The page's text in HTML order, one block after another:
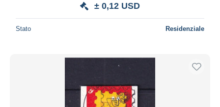
± 0,12 USD
Stato Residenziale